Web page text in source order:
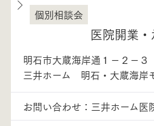
兵庫県
個別相談会
医院開業
明石市大蔵海岸通１－２－３
三井ホーム 明石・大蔵海岸
お問い合わせ：三井ホーム医